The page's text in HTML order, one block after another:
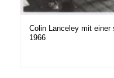
Colin Lanceley mit einer
1966